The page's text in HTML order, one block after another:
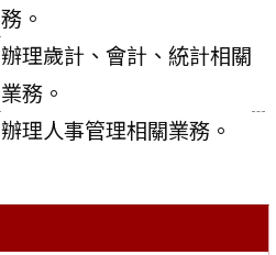
務。
辦理歲計、會計、統計相關
業務。
辦理人事管理相關業務。